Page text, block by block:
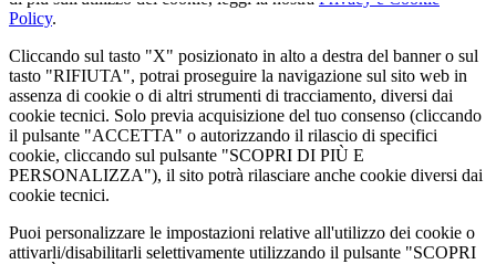
Policy.
Cliccando sul tasto "X" posizionato in alto a destra del banner o sul
tasto "RIFIUTA", potrai proseguire la navigazione sul sito web in
assenza di cookie o di altri strumenti di tracciamento, diversi dai
cookie tecnici. Solo previa acquisizione del tuo consenso (cliccando
il pulsante "ACCETTA" o autorizzando il rilascio di specifici
cookie, cliccando sul pulsante "SCOPRI DI PIÙ E
PERSONALIZZA"), il sito potrà rilasciare anche cookie diversi dai
cookie tecnici.
Puoi personalizzare le impostazioni relative all'utilizzo dei cookie o
attivarli/disabilitarli selettivamente utilizzando il pulsante "SCOPRI